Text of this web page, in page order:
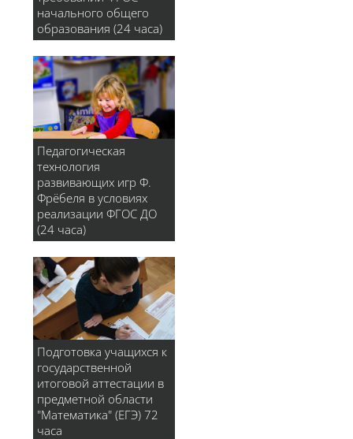
начального общего
образования (24 часа)
Педагогическая
технология
развивающих игр Ф.
Фрёбеля в условиях
реализации ФГОС ДО
(24 часа)
Подготовка учащихся к
государственной
итоговой аттестации в
предметной области
"Математика" (ЕГЭ) 72
часа